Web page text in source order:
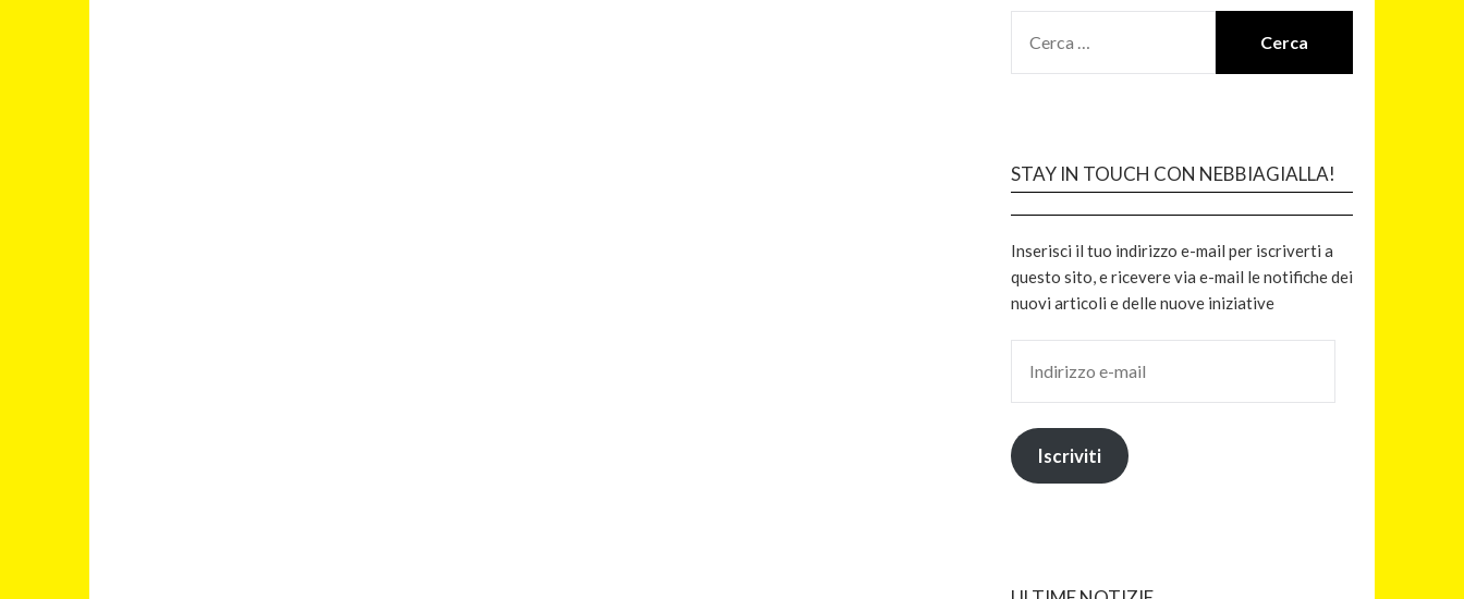
STAY IN TOUCH CON NEBBIAGIALLA!
Inserisci il tuo indirizzo e-mail per iscriverti a
questo sito, e ricevere via e-mail le notifiche dei
nuovi articoli e delle nuove iniziative
Iscriviti